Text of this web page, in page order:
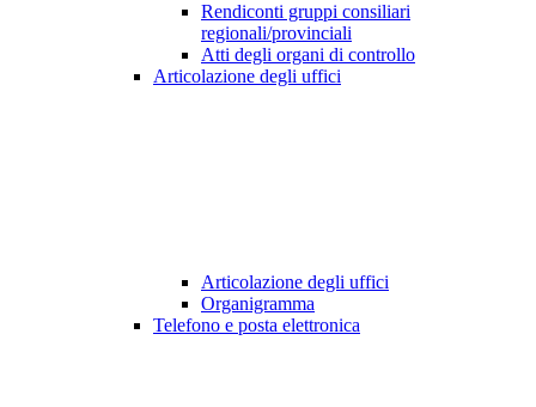
Rendiconti gruppi consiliari
regionali/provinciali
Atti degli organi di controllo
Articolazione degli uffici
Articolazione degli uffici
Organigramma
Telefono e posta elettronica